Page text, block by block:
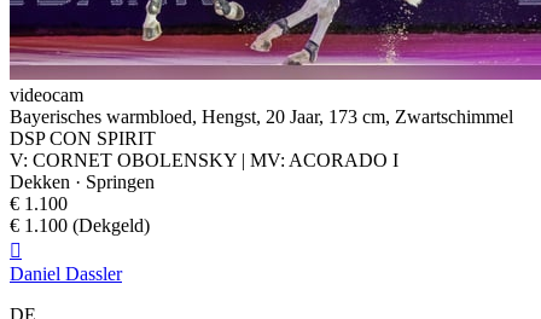
videocam
Bayerisches warmbloed, Hengst, 20 Jaar, 173 cm, Zwartschimmel
DSP CON SPIRIT
V: CORNET OBOLENSKY | MV: ACORADO I
Dekken · Springen
€ 1.100
€ 1.100 (Dekgeld)

Daniel Dassler
DE